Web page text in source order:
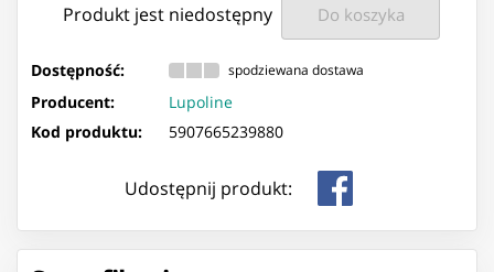
Produkt jest niedostępny Do koszyka
Dostępność: spodziewana dostawa
Producent:
Lupoline
Kod produktu:
5907665239880
Udostępnij produkt: